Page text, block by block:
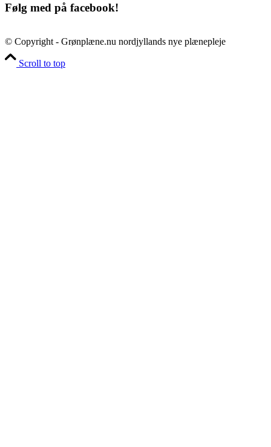
Følg med på facebook!
© Copyright - Grønplæne.nu nordjyllands nye plænepleje
Scroll to top